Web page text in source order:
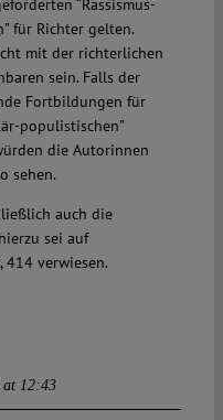
für Richter gelten.
mit der richterlichen
sein. Falls der
Fortbildungen für
populistischen”
die Autorinnen
sehen.
auch die
sei auf
414 verwiesen.
at 12:43